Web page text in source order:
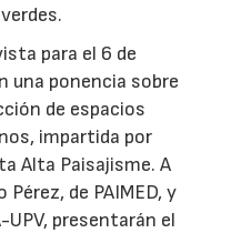
para el 6 de
una ponencia sobre
de espacios
impartida por
Alta Paisajisme. A
de PAIMED, y
UPV, presentarán el